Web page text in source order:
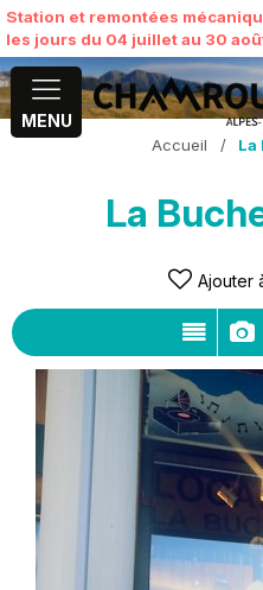
Station et remontées
les jours du 04 juillet au 30
MENU
Accueil / La
La
Ajouter